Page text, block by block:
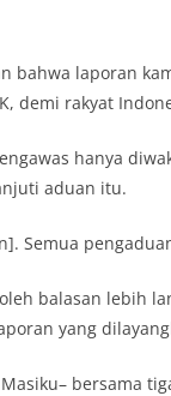
bahwa laporan
demi rakyat
hanya
aduan itu.
Semua
balasan lebih
yang
bersama